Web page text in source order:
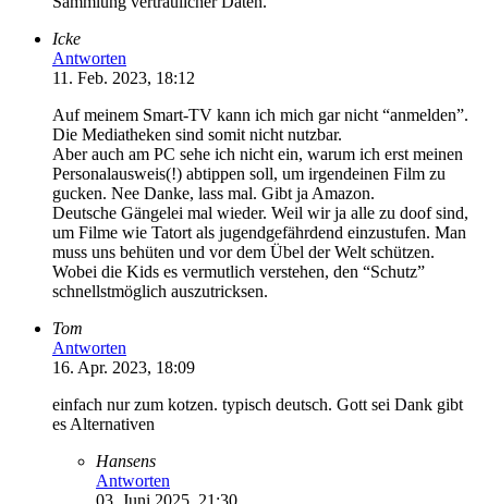
Icke
Antworten
11. Feb. 2023, 18:12
Auf meinem Smart-TV kann ich mich gar nicht “anmelden”.
Die Mediatheken sind somit nicht nutzbar.
Aber auch am PC sehe ich nicht ein, warum ich erst meinen
Personalausweis(!) abtippen soll, um irgendeinen Film zu
gucken. Nee Danke, lass mal. Gibt ja Amazon.
Deutsche Gängelei mal wieder. Weil wir ja alle zu doof sind,
um Filme wie Tatort als jugendgefährdend einzustufen. Man
muss uns behüten und vor dem Übel der Welt schützen.
Wobei die Kids es vermutlich verstehen, den “Schutz”
schnellstmöglich auszutricksen.
Tom
Antworten
16. Apr. 2023, 18:09
einfach nur zum kotzen. typisch deutsch. Gott sei Dank gibt
es Alternativen
Hansens
Antworten
03. Juni 2025, 21:30